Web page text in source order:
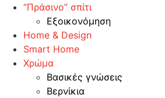
“Πράσινο” σπίτι
Εξοικονόμηση
Home & Design
Smart Home
Χρώμα
Βασικές γνώσεις
Βερνίκια